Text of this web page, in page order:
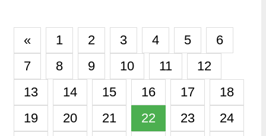
« 1 2 3 4 5
6
7
8 9 10 11
12
13
14 15 16 17
18
19
20 21 22 23
24